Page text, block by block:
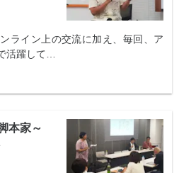
ライン上の交流に加え、毎回、ア
活躍して…
本家～